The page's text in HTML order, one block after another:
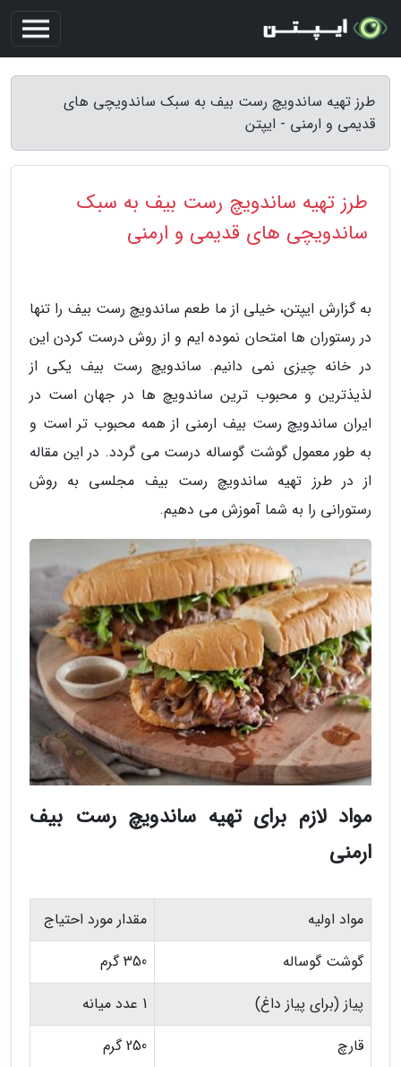
طرز تهیه ساندویچ رست بیف به سبک ساندویچی های
قدیمی و ارمنی - ایپتن
طرز تهیه ساندویچ رست بیف به سبک
ساندویچی های قدیمی و ارمنی
به گزارش ایپتن، خیلی از ما طعم ساندویچ رست بیف را تنها
در رستوران ها امتحان نموده ایم و از روش درست کردن این
در خانه چیزی نمی دانیم. ساندویچ رست بیف یکی از
لذیذترین و محبوب ترین ساندویچ ها در جهان است در
ایران ساندویچ رست بیف ارمنی از همه محبوب تر است و
به طور معمول گوشت گوساله درست می گردد. در این مقاله
از در طرز تهیه ساندویچ رست بیف مجلسی به روش
رستورانی را به شما آموزش می دهیم.
مواد لازم برای تهیه ساندویچ رست بیف
ارمنی
مواد اولیه
مقدار مورد احتیاج
گوشت گوساله
350 گرم
پیاز (برای پیاز داغ)
1 عدد میانه
قارچ
250 گرم